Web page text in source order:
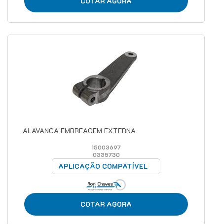
ALAVANCA EMBREAGEM EXTERNA
15003697
0335730
APLICAÇÃO COMPATÍVEL
COTAR AGORA